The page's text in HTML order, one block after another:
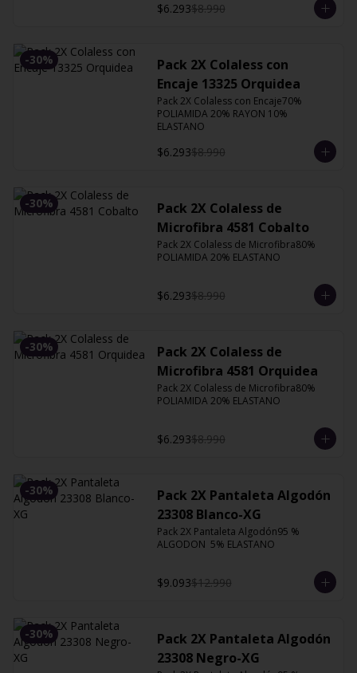
$6.293$8.990
-30%
Pack 2X Colaless con
Encaje 13325 Orquidea
Pack 2X Colaless con Encaje70%
POLIAMIDA 20% RAYON 10%
ELASTANO
$6.293$8.990
-30%
Pack 2X Colaless de
Microfibra 4581 Cobalto
Pack 2X Colaless de Microfibra80%
POLIAMIDA 20% ELASTANO
$6.293$8.990
-30%
Pack 2X Colaless de
Microfibra 4581 Orquidea
Pack 2X Colaless de Microfibra80%
POLIAMIDA 20% ELASTANO
$6.293$8.990
-30%
Pack 2X Pantaleta Algodón
23308 Blanco-XG
Pack 2X Pantaleta Algodón95 %
ALGODON  5% ELASTANO
$9.093$12.990
-30%
Pack 2X Pantaleta Algodón
23308 Negro-XG